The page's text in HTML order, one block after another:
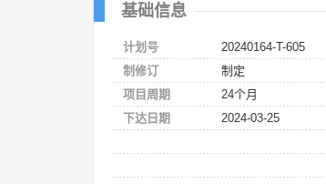
基础信息
计划号
20240164-T-605
制修订
制定
项目周期
24个月
下达日期
2024-03-25